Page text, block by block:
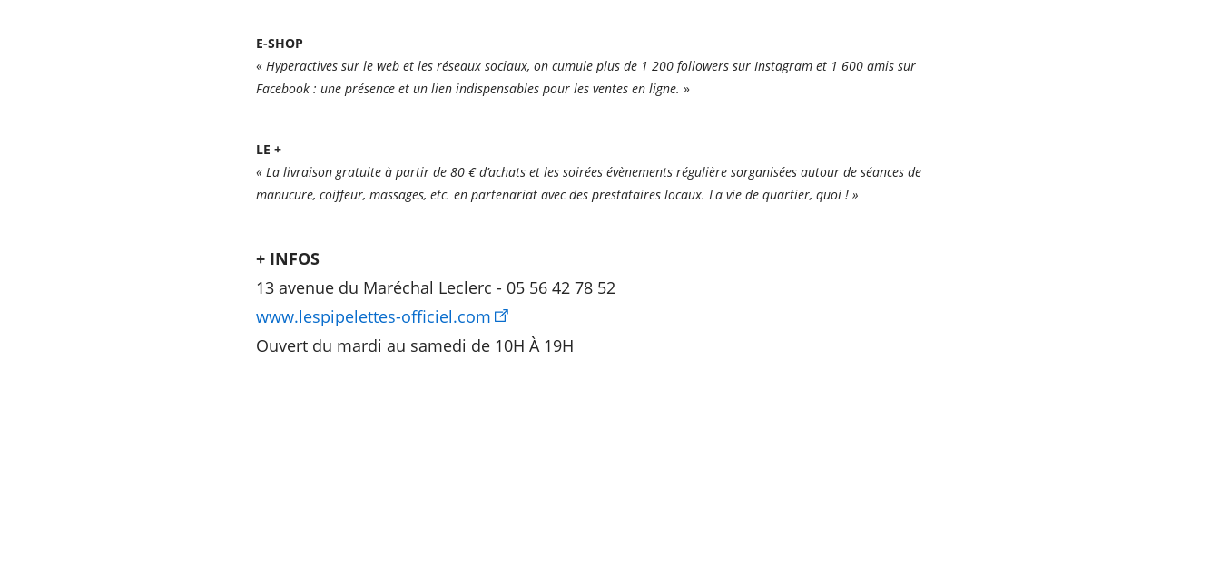
E-SHOP
« Hyperactives sur le web et les réseaux sociaux, on cumule plus de 1 200 followers sur Instagram et 1 600 amis sur
Facebook : une présence et un lien indispensables pour les ventes en ligne. »
LE +
« La livraison gratuite à partir de 80 € d’achats et les soirées évènements régulière sorganisées autour de séances de
manucure, coiffeur, massages, etc. en partenariat avecdes prestataires locaux. La vie de quartier, quoi ! »
+ INFOS
13 avenue du Maréchal Leclerc - 05 56 42 78 52
www.lespipelettes-officiel.com
Ouvert du mardi au samedi de 10H À 19H